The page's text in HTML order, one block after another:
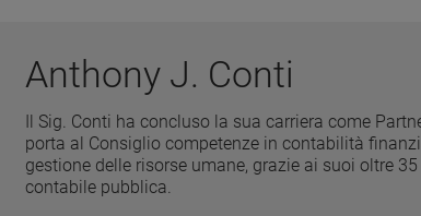
Anthony J. Conti
Il Sig. Conti ha concluso la sua carriera come
porta al Consiglio competenze in contabilità
gestione delle risorse umane, grazie ai suoi oltre
contabile pubblica.